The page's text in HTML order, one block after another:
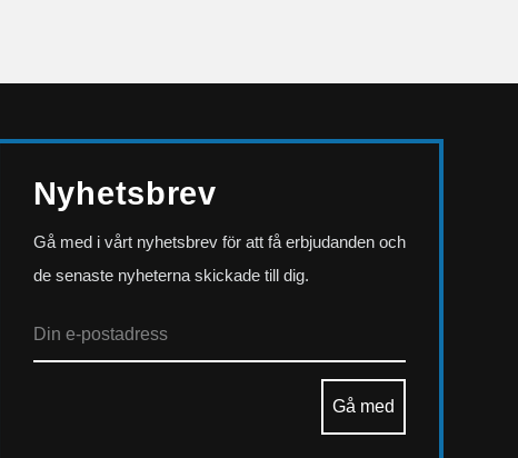
Nyhetsbrev
Gå med i vårt nyhetsbrev för att få erbjudanden och
de senaste nyheterna skickade till dig.